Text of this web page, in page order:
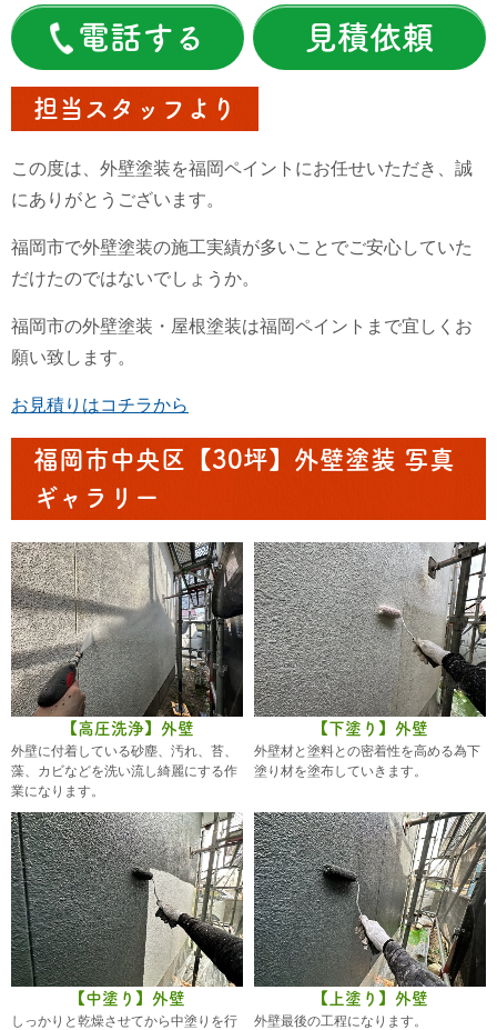
電話する 見積依頼
担当スタッフより
この度は、外壁塗装を福岡ペイントにお任せいただき、誠
にありがとうございます。
福岡市で外壁塗装の施工実績が多いことでご安心していた
だけたのではないでしょうか。
福岡市の外壁塗装・屋根塗装は福岡ペイントまで宜しくお
願い致します。
お見積りはコチラから
福岡市中央区【30坪】外壁塗装 写真
ギャラリー
【高圧洗浄】外壁
外壁に付着している砂塵、汚れ、苔、
藻、カビなどを洗い流し綺麗にする作
業になります。
【下塗り】外壁
外壁材と塗料との密着性を高める為下
塗り材を塗布していきます。
【中塗り】外壁
しっかりと乾燥させてから中塗りを行
【上塗り】外壁
外壁最後の工程になります。